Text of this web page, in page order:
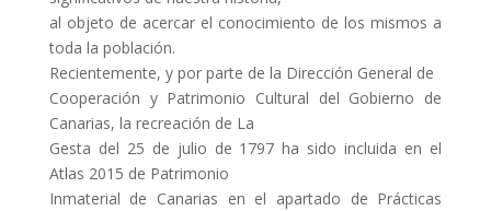
al objeto de acercar el conocimiento de los mismos a
toda la población.
Recientemente, y por parte de la Dirección General de
Cooperación y Patrimonio Cultural del Gobierno de
Canarias, la recreación de La
Gesta del 25 de julio de 1797 ha sido incluida en el
Atlas 2015 de Patrimonio
Inmaterial de Canarias en el apartado de Prácticas